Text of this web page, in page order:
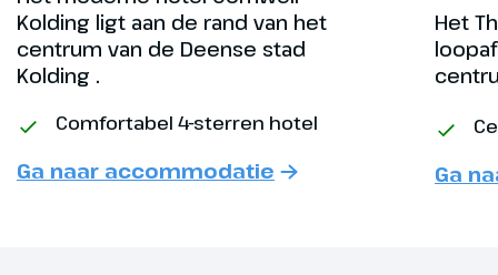
kosten ca. € 20,- p.p.). We
overnachten in het centrum van
Optioneel
Fløibanen
Kolding ligt aan de rand van het
centrum van de Deense stad
Kolding .
Comfortabel 4-sterren hotel
Ga naar accommodatie
Het
Ga